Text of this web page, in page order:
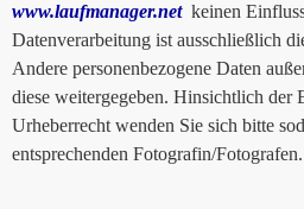
www.laufmanager.netkeinen
Datenverarbeitung ist ausschließlich
Andere personenbezogene Daten
diese weitergegeben. Hinsichtlich der
Urheberrecht wenden Sie sich bitte
entsprechenden Fotografin/Fotografen.